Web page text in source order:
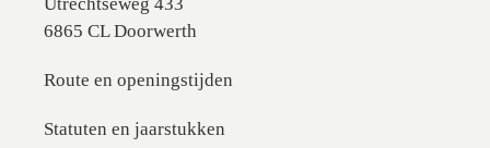
6865 CL Doorwerth
Route en openingstijden
Statuten en jaarstukken